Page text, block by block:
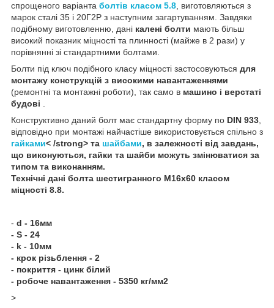
спрощеного варіанта болтів класом 5.8, виготовляються з
марок сталі 35 і 20Г2Р з наступним загартуванням. Завдяки
подібному виготовленню, дані калені болти мають більш
високий показник міцності та плинності (майже в 2 рази) у
порівнянні зі стандартними болтами.
Болти під ключ подібного класу міцності застосовуються для
монтажу конструкцій з високими навантаженнями
(ремонтні та монтажні роботи), так само в машино і верстаті
будові .
Конструктивно даний болт має стандартну форму по DIN 933,
відповідно при монтажі найчастіше використовується спільно з
гайками< /strong> та шайбами, в залежності від завдань,
що виконуються, гайки та шайби можуть змінюватися за
типом та виконанням.
Технічні дані болта шестигранного М16х60 класом
міцності 8.8.
- d - 16мм
- S - 24
- k - 10мм
- крок різьблення - 2
- покриття - цинк білий
- робоче навантаження - 5350 кг/мм2
>